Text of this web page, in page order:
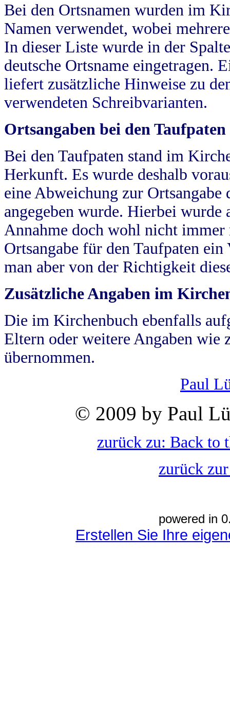
Bei den Ortsnamen wurden im
Namen verwendet, wobei
In dieser Liste wurde in der
deutsche Ortsname eingetragen.
liefert zusätzliche Hinweise zu
verwendeten Schreibvarianten.
Ortsangaben bei den Taufpaten
Bei den Taufpaten stand im
Herkunft. Es wurde deshalb
eine Abweichung zur
angegeben wurde. Hierbei wurde
Annahme doch wohl nicht
Ortsangabe für den Taufpaten
man aber von der Richtigkeit
Zusätzliche Angaben im
Die im Kirchenbuch ebenfalls
Eltern oder weitere Angaben wie
übernommen.
Paul
© 2009 by Paul
zurück zu: Back to
zurück
powered in
Erstellen Sie Ihre